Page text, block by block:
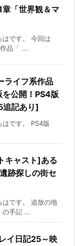
「世界観＆マ
はです。 今回は
品「 ...
ライフ系作品
を公開！PS4版
記あり]
です。 PS4版
キャスト]ある
跡探しの街セ
はです。 追放の地
の手記 ...
イ日記25～映